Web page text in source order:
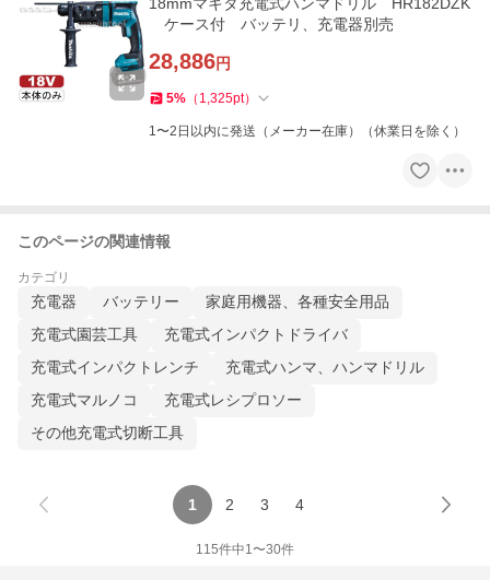
ケース付 バッテリ、充電器別売
28,886円
5% （ 1,325pt）
1〜2日以内に発送（メーカー在庫）（休業日を除く）
このページの関連情報
カテゴリ
充電器 バッテリー
家庭用機器、各種安全用品
充電式園芸工具
充電式インパクトドライバ
充電式インパクトレンチ
充電式ハンマ、ハンマドリル
充電式マルノコ
充電式レシプロソー
その他充電式切断工具
1 2 3 4
115件中1〜30件